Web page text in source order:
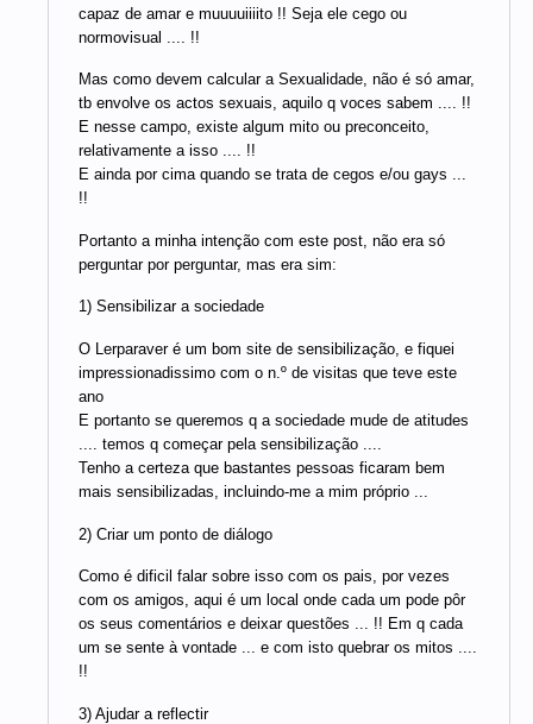
capaz de amar e muuuuiiiito !! Seja ele cego ou
normovisual .... !!
Mas como devem calcular a Sexualidade, não é só amar,
tb envolve os actos sexuais, aquilo q voces sabem .... !!
E nesse campo, existe algum mito ou preconceito,
relativamente a isso .... !!
E ainda por cima quando se trata de cegos e/ou gays ...
!!
Portanto a minha intenção com este post, não era só
perguntar por perguntar, mas era sim:
1) Sensibilizar a sociedade
O Lerparaver é um bom site de sensibilização, e fiquei
impressionadissimo com o n.º de visitas que teve este
ano
E portanto se queremos q a sociedade mude de atitudes
.... temos q começar pela sensibilização ....
Tenho a certeza que bastantes pessoas ficaram bem
mais sensibilizadas, incluindo-me a mim próprio ...
2) Criar um ponto de diálogo
Como é dificil falar sobre isso com os pais, por vezes
com os amigos, aqui é um local onde cada um pode pôr
os seus comentários e deixar questões ... !! Em q cada
um se sente à vontade ... e com isto quebrar os mitos ....
!!
3) Ajudar a reflectir